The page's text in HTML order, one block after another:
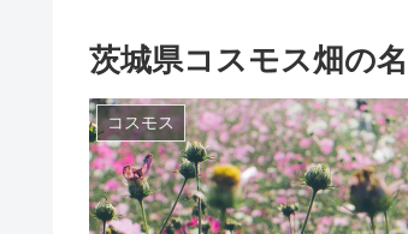
茨城県コスモス畑の
コスモス